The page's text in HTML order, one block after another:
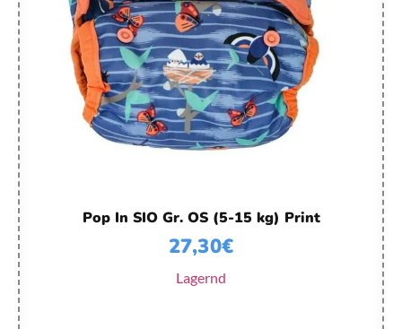
Pop In SIO Gr. OS (5-15 kg) Print
27,30€
Lagernd